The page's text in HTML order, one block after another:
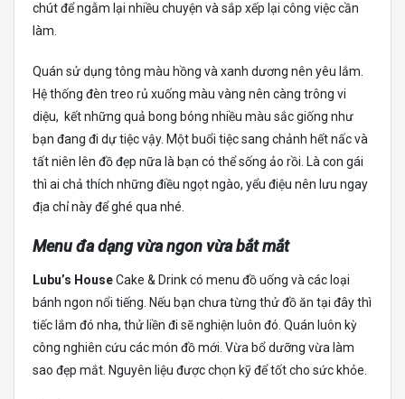
chút để ngẫm lại nhiều chuyện và sắp xếp lại công việc cần
làm.
Quán sử dụng tông màu hồng và xanh dương nên yêu lắm.
Hệ thống đèn treo rủ xuống màu vàng nên càng trông vi
diệu, kết những quả bong bóng nhiều màu sắc giống như
bạn đang đi dự tiệc vậy. Một buổi tiệc sang chảnh hết nấc và
tất niên lên đồ đẹp nữa là bạn có thể sống ảo rồi. Là con gái
thì ai chả thích những điều ngọt ngào, yểu điệu nên lưu ngay
địa chỉ này để ghé qua nhé.
Menu đa dạng vừa ngon vừa bắt mắt
Lubu’s HouseCake & Drink có menu đồ uống và các loại
bánh ngon nổi tiếng. Nếu bạn chưa từng thử đồ ăn tại đây thì
tiếc lắm đó nha, thử liền đi sẽ nghiện luôn đó. Quán luôn kỳ
công nghiên cứu các món đồ mới. Vừa bổ dưỡng vừa làm
sao đẹp mắt. Nguyên liệu được chọn kỹ để tốt cho sức khỏe.